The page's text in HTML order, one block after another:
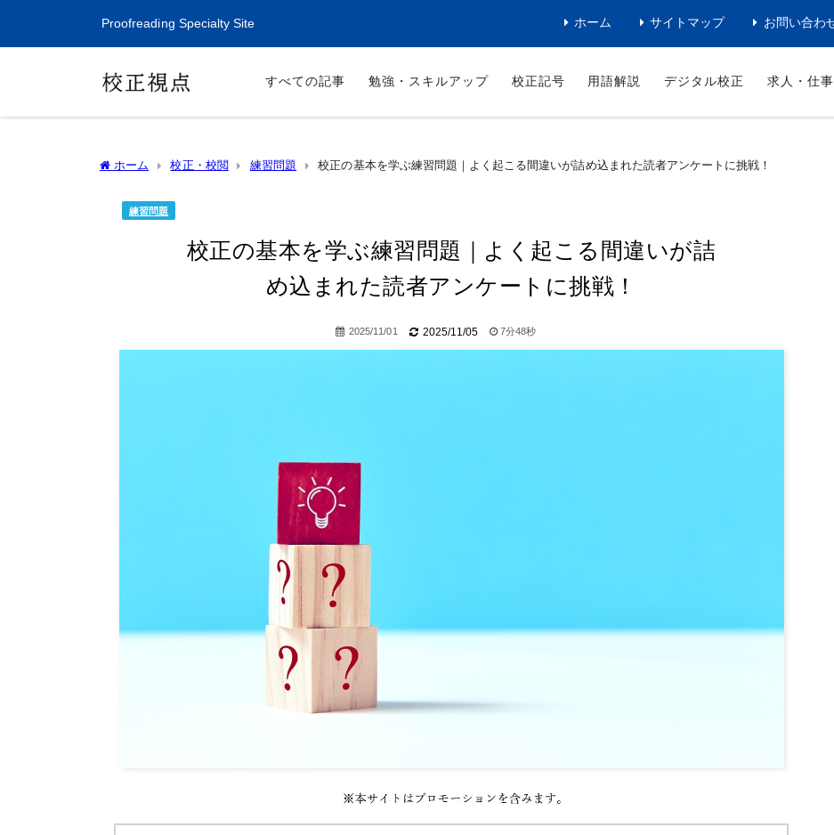
Proofreading Specialty Site ホーム サイトマップ お問い合わ
すべての記事 勉強・スキルアップ 校正記号 用語解説 デジタル校正 求人・仕
ホーム 校正・校閲 練習問題 校正の基本を学ぶ練習問題｜よく起こる間違いが詰め込まれた読者アンケートに挑戦！
練習問題
校正の基本を学ぶ練習問題｜よく起こる間違いが詰
め込まれた読者アンケートに挑戦！
2025/11/01 2025/11/05 7分48秒